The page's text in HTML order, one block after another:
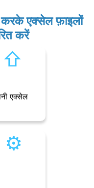
एक्सेल फ़ाइलों
करें
⇧︎
एक्सेल
⚙︎